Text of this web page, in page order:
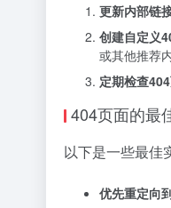
更新内部链
创建自定义
或其他推荐
定期检查
404页面的最
以下是一些最佳
优先重定向